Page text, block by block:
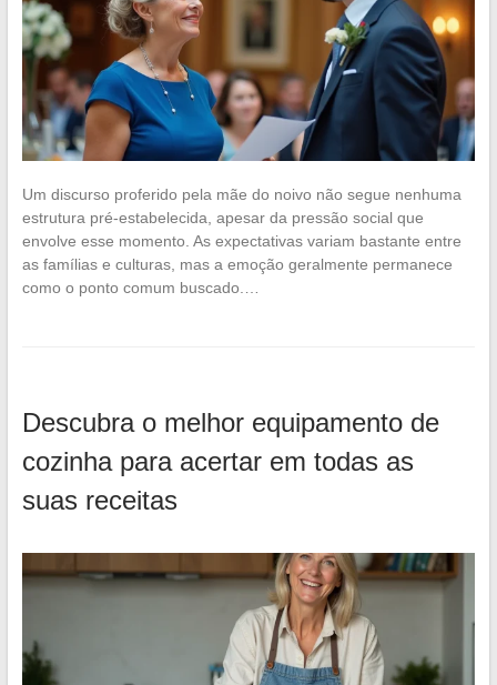
Um discurso proferido pela mãe do noivo não segue nenhuma
estrutura pré-estabelecida, apesar da pressão social que
envolve esse momento. As expectativas variam bastante entre
as famílias e culturas, mas a emoção geralmente permanece
como o ponto comum buscado.…
Descubra o melhor equipamento de
cozinha para acertar em todas as
suas receitas